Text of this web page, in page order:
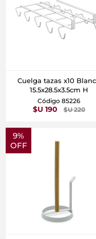
Cuelga tazas x10
15.5x28.5x3.5cm H
Código 85226
$U 190 $U 220
9%
OFF